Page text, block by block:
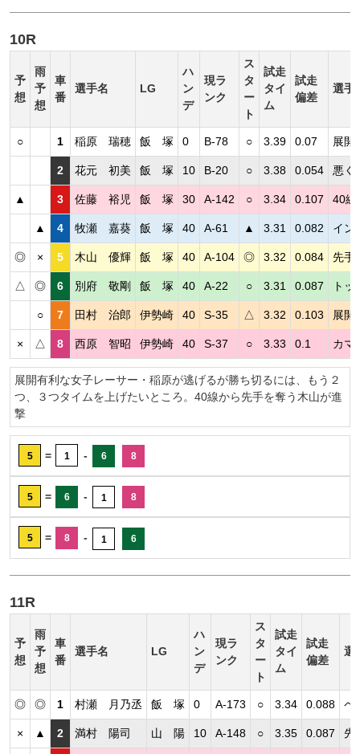
10R
予
想
雨
予
想
車
番
選手名 LG
ハ
ン
デ
現ラ
ンク
ス
タ
ー
ト
試走
タイ
ム
試走
偏差
選手
○ 1 稲原 瑞穂 飯 塚 0 B-78 ○ 3.39 0.07 展開
2 花元 初美 飯 塚 10 B-20 ○ 3.38 0.054 悪く
▲ 3 佐藤 裕児 飯 塚 30 A-142 ○ 3.34 0.107 40線
▲ 4 牧瀬 嘉葵 飯 塚 40 A-61 ▲ 3.31 0.082 イン
◎ × 5 木山 優輝 飯 塚 40 A-104 ◎ 3.32 0.084 先手
△ ◎ 6 別府 敬剛 飯 塚 40 A-22 ○ 3.31 0.087 ト
○ 7 田村 治郎 伊勢崎 40 S-35 △ 3.32 0.103 展開
× △ 8 西原 智昭 伊勢崎 40 S-37 ○ 3.33 0.1 カマ
展開有利な女子レーサー・稲原が逃げるが勝ち切るには、もう２
つ、３つタイムを上げたいところ。40線から先手を奪う木山が進
撃
5 = 1 - 6 8
5 = 6 - 1 8
5 = 8 - 1 6
11R
予
想
雨
予
想
車
番
選手名 LG
ハ
ン
デ
現ラ
ンク
ス
タ
ー
ト
試走
タイ
ム
試走
偏差
選
◎ ◎ 1 村瀬 月乃丞 飯 塚 0 A-173 ○ 3.34 0.088 ペ
× ▲ 2 満村 陽司 山 陽 10 A-148 ○ 3.35 0.087 先